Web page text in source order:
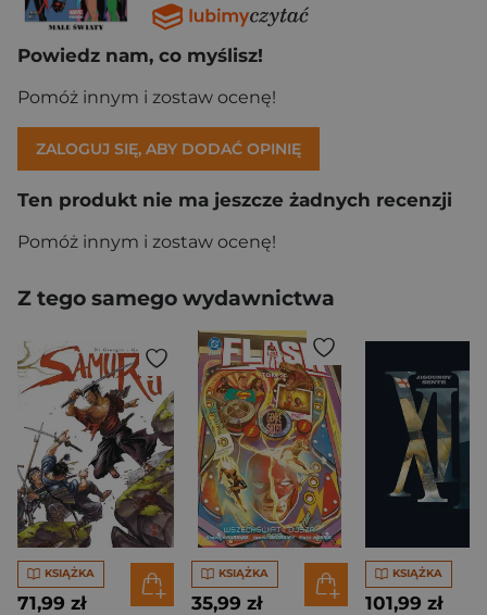
Powiedz nam, co myślisz!
Pomóż innym i zostaw ocenę!
ZALOGUJ SIĘ, ABY DODAĆ OPINIĘ
Ten produkt nie ma jeszcze żadnych recenzji
Pomóż innym i zostaw ocenę!
Z tego samego wydawnictwa
KSIĄŻKA
71,99 zł
KSIĄŻKA
35,99 zł
KSIĄŻKA
101,99 zł